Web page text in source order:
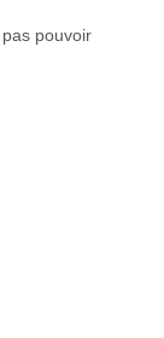
pouvoir